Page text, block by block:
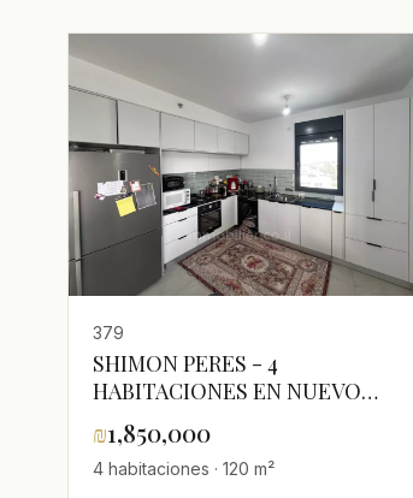
379
SHIMON PERES - 4
HABITACIONES EN NUEVO
BARRIO
₪1,850,000
4 habitaciones · 120 m²